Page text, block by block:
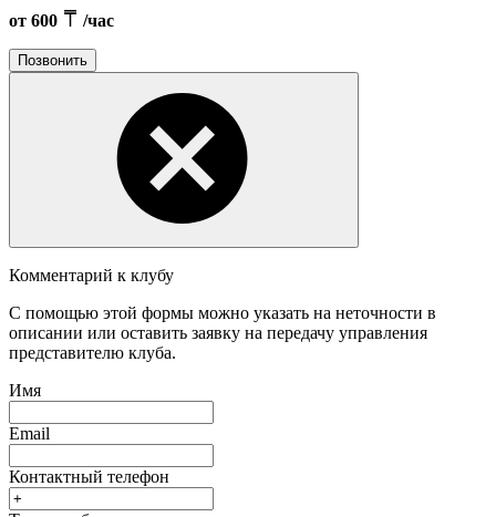
от 600 /час
Позвонить
Комментарий к клубу
С помощью этой формы можно указать на неточности в
описании или оставить заявку на передачу управления
представителю клуба.
Имя
Email
Контактный телефон